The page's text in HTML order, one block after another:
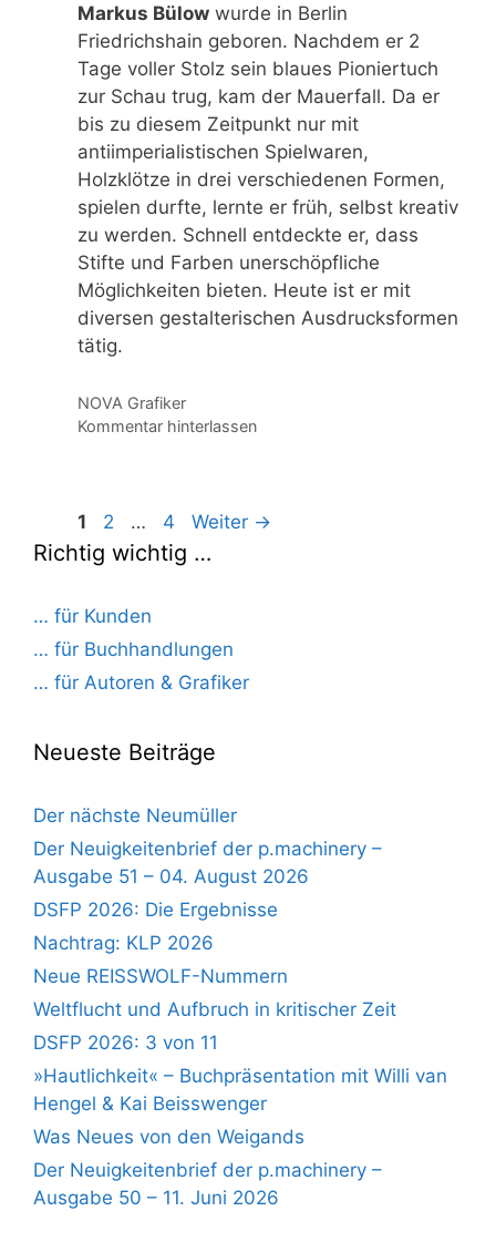
Markus Bülow wurde in Berlin
Friedrichshain geboren. Nachdem er 2
Tage voller Stolz sein blaues Pioniertuch
zur Schau trug, kam der Mauerfall. Da er
bis zu diesem Zeitpunkt nur mit
antiimperialistischen Spielwaren,
Holzklötze in drei verschiedenen Formen,
spielen durfte, lernte er früh, selbst kreativ
zu werden. Schnell entdeckte er, dass
Stifte und Farben unerschöpfliche
Möglichkeiten bieten. Heute ist er mit
diversen gestalterischen Ausdrucksformen
tätig.
Kategorien
NOVA Grafiker
Kommentar hinterlassen
Seite
1 Seite
2 … Seite
4 Weiter →
Richtig wichtig …
… für Kunden
… für Buchhandlungen
… für Autoren & Grafiker
Neueste Beiträge
Der nächste Neumüller
Der Neuigkeitenbrief der p.machinery –
Ausgabe 51 – 04. August 2026
DSFP 2026: Die Ergebnisse
Nachtrag: KLP 2026
Neue REISSWOLF-Nummern
Weltflucht und Aufbruch in kritischer Zeit
DSFP 2026: 3 von 11
»Hautlichkeit« – Buchpräsentation mit Willi van
Hengel & Kai Beisswenger
Was Neues von den Weigands
Der Neuigkeitenbrief der p.machinery –
Ausgabe 50 – 11. Juni 2026